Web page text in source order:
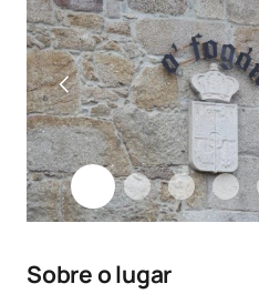
Sobre o lugar